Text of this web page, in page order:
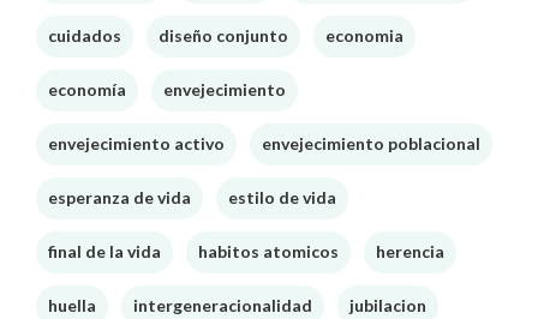
cuidados diseño conjunto economia
economía envejecimiento
envejecimiento activo envejecimiento poblacional
esperanza de vida estilo de vida
final de la vida habitos atomicos herencia
huella intergeneracionalidad jubilacion